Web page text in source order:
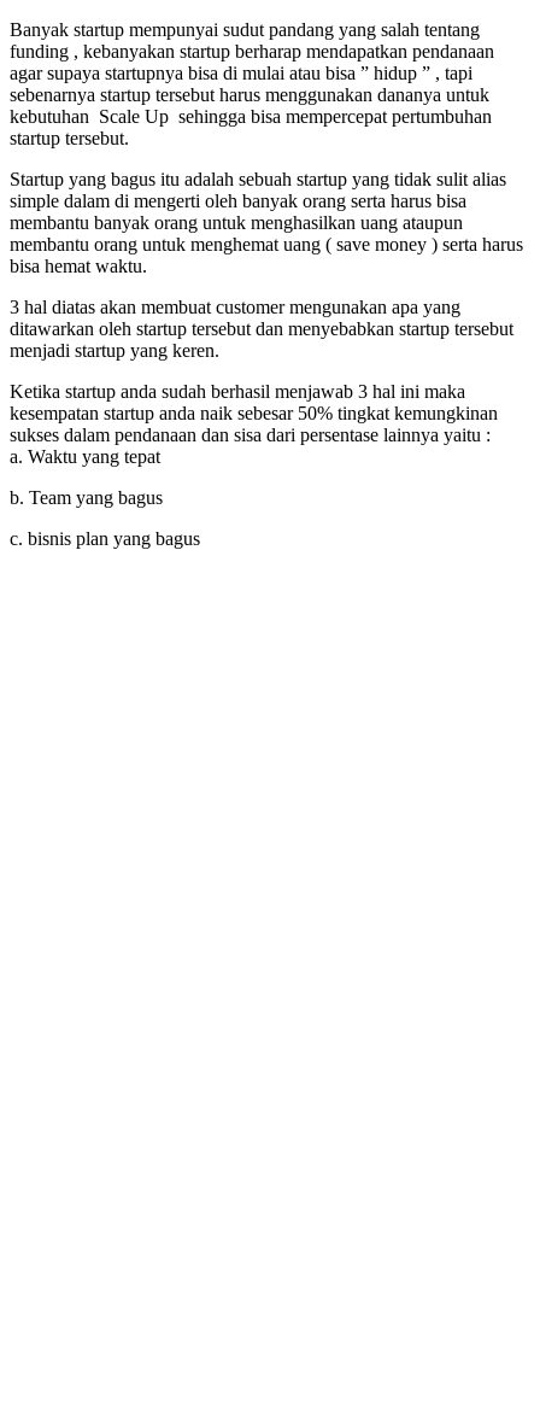
Banyak startup mempunyai sudut pandang yang salah tentang
funding , kebanyakan startup berharap mendapatkan pendanaan
agar supaya startupnya bisa di mulai atau bisa ” hidup ” , tapi
sebenarnya startup tersebut harus menggunakan dananya untuk
kebutuhan Scale Up sehingga bisa mempercepat pertumbuhan
startup tersebut.
Startup yang bagus itu adalah sebuah startup yang tidak sulit alias
simple dalam di mengerti oleh banyak orang serta harus bisa
membantu banyak orang untuk menghasilkan uang ataupun
membantu orang untuk menghemat uang ( save money ) serta harus
bisa hemat waktu.
3 hal diatas akan membuat customer mengunakan apa yang
ditawarkan oleh startup tersebut dan menyebabkan startup tersebut
menjadi startup yang keren.
Ketika startup anda sudah berhasil menjawab 3 hal ini maka
kesempatan startup anda naik sebesar 50% tingkat kemungkinan
sukses dalam pendanaan dan sisa dari persentase lainnya yaitu :
a. Waktu yang tepat
b. Team yang bagus
c. bisnis plan yang bagus